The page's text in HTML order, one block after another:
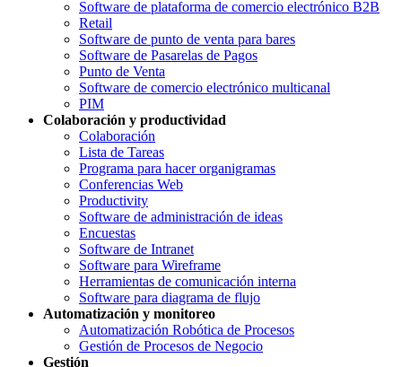
Software de plataforma de comercio electrónico B2B
Retail
Software de punto de venta para bares
Software de Pasarelas de Pagos
Punto de Venta
Software de comercio electrónico multicanal
PIM
Colaboración y productividad
Colaboración
Lista de Tareas
Programa para hacer organigramas
Conferencias Web
Productivity
Software de administración de ideas
Encuestas
Software de Intranet
Software para Wireframe
Herramientas de comunicación interna
Software para diagrama de flujo
Automatización y monitoreo
Automatización Robótica de Procesos
Gestión de Procesos de Negocio
Gestión